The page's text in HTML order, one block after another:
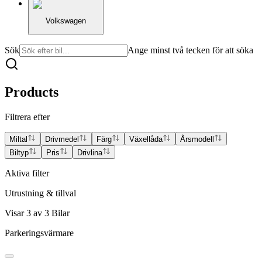
Volkswagen
Sök Ange minst två tecken för att söka
Products
Filtrera efter
Miltal Drivmedel Färg Växellåda
Årsmodell
Biltyp
Pris Drivlina
Aktiva filter
Utrustning & tillval
Visar3 av 3 Bilar
Parkeringsvärmare